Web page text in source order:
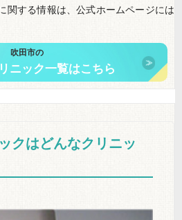
関する情報は、公式ホームページには
吹田市の
ニック一覧はこちら
クはどんなクリニッ